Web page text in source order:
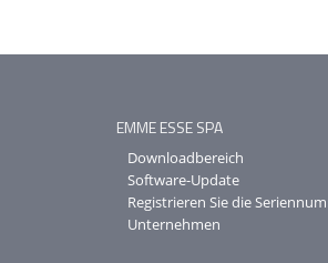
EMME ESSE SPA
Downloadbereich
Software-Update
Registrieren Sie die
Unternehmen